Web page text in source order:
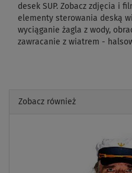
desek SUP. Zobacz zdjęcia i
elementy sterowania deską
wyciąganie żagla z wody,
zawracanie z wiatrem -
Zobacz również